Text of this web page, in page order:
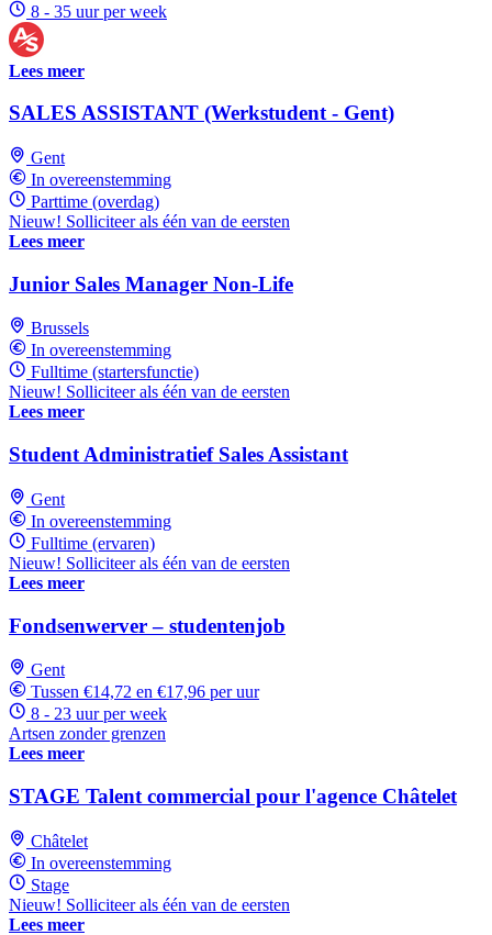
8 - 35 uur per week
Lees meer
SALES ASSISTANT (Werkstudent - Gent)
Gent
In overeenstemming
Parttime (overdag)
Nieuw! Solliciteer als één van de eersten
Lees meer
Junior Sales Manager Non-Life
Brussels
In overeenstemming
Fulltime (startersfunctie)
Nieuw! Solliciteer als één van de eersten
Lees meer
Student Administratief Sales Assistant
Gent
In overeenstemming
Fulltime (ervaren)
Nieuw! Solliciteer als één van de eersten
Lees meer
Fondsenwerver – studentenjob
Gent
Tussen €14,72 en €17,96 per uur
8 - 23 uur per week
Artsen zonder grenzen
Lees meer
STAGE Talent commercial pour l'agence Châtelet
Châtelet
In overeenstemming
Stage
Nieuw! Solliciteer als één van de eersten
Lees meer